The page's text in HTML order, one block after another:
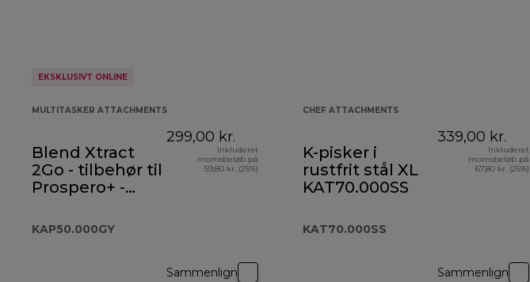
EKSKLUSIVT ONLINE
MULTITASKER ATTACHMENTS
Blend Xtract
2Go - tilbehør til
Prospero+ -
KAP50.000GY
299,00 kr.
Inkluderet
momsbeløb på
59,80 kr. (25%)
Sammenlign
CHEF ATTACHMENTS
K-pisker i
rustfrit stål XL
KAT70.000SS
KAT70.000SS
339,00 kr.
Inkluderet
momsbeløb på
67,80 kr. (25%)
Sammenlign